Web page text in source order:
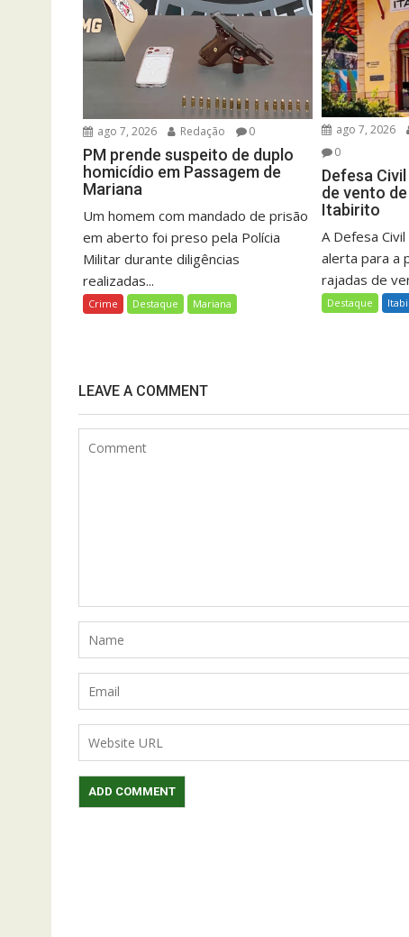
ago 7, 2026 Redação 0
PM prende suspeito de duplo
homicídio em Passagem de
Mariana
Um homem com mandado de prisão
em aberto foi preso pela Polícia
Militar durante diligências
realizadas...
Crime Destaque Mariana
ago 7, 2026
0
Defesa
de vento
Itabirito
A Defesa
alerta para a
rajadas de
Destaque
LEAVE A COMMENT